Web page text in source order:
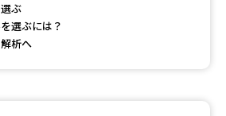
ぶ
選ぶには？
析へ